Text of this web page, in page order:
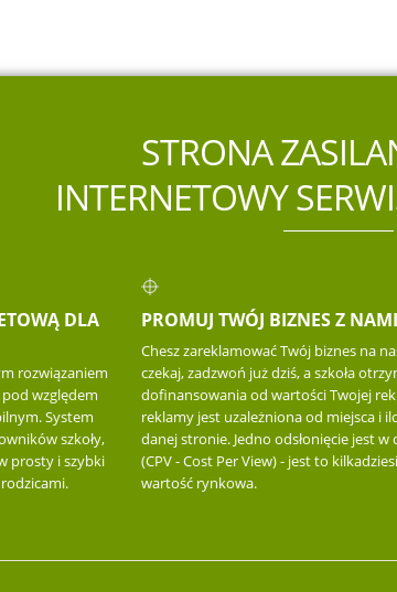
STRONA
INTERNETOWY
DLA
rozwiązaniem
pod względem
System
szkoły,
prosty i szybki
PROMUJ TWÓJ BIZNES Z
Chesz zareklamować Twój biznes na
czekaj, zadzwoń już dziś, a szkoła
dofinansowania od wartości Twojej
reklamy jest uzależniona od miejsca i
danej stronie. Jedno odsłonięcie jest w
(CPV - Cost Per View) - jest to
wartość rynkowa.